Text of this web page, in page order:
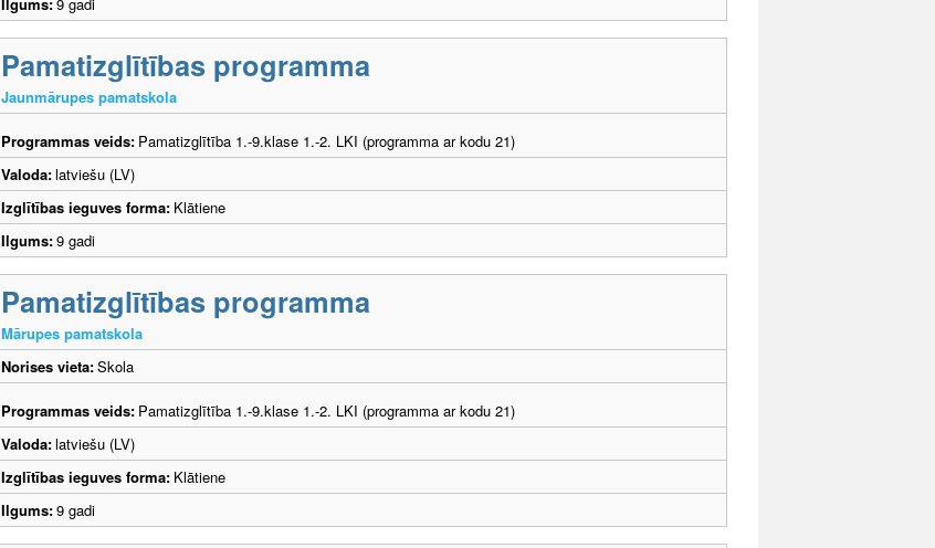
Pamatizglītības programma
Jaunmārupes pamatskola
Programmas veids: Pamatizglītība 1.-9.klase 1.-2. LKI (programma ar kodu 21)
Valoda:latviešu (LV)
Izglītības ieguves forma: Klātiene
Ilgums:9 gadi
Pamatizglītības programma
Mārupes pamatskola
Norises vieta:Skola
Programmas veids: Pamatizglītība 1.-9.klase 1.-2. LKI (programma ar kodu 21)
Valoda:latviešu (LV)
Izglītības ieguves forma: Klātiene
Ilgums:9 gadi